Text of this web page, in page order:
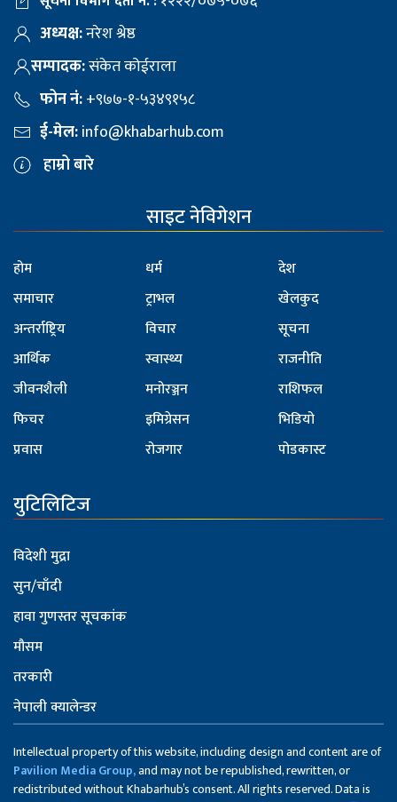
अध्यक्ष:नरेश श्रेष्ठ
सम्पादक:संकेत कोईराला
फोन नं:+९७७-१-५३४९१५८
ई-मेल:info@khabarhub.com
हाम्रो बारे
साइट नेविगेशन
होम
समाचार
अन्तर्राष्ट्रिय
आर्थिक
जीवनशैली
फिचर
प्रवास
धर्म
ट्राभल
विचार
स्वास्थ्य
मनोरञ्जन
इमिग्रेसन
रोजगार
देश
खेलकुद
सूचना
राजनीति
राशिफल
भिडियो
पोडकास्ट
युटिलिटिज
विदेशी मुद्रा
सुन/चाँदी
हावा गुणस्तर सूचकांक
मौसम
तरकारी
नेपाली क्यालेन्डर
Intellectual property of this website, including design and content are of
Pavilion Media Group,and may not be republished, rewritten, or
redistributed without Khabarhub’s consent. All rights reserved. Data is